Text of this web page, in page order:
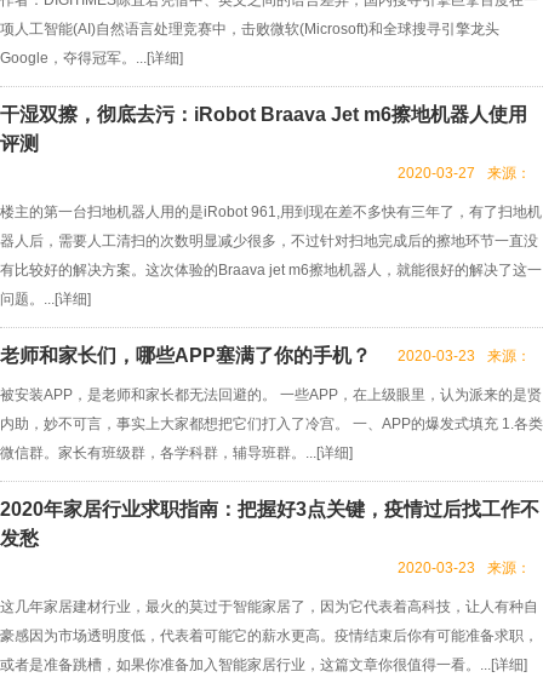
项人工智能(AI)自然语言处理竞赛中，击败微软(Microsoft)和全球搜寻引擎龙头
Google，夺得冠军。...[详细]
干湿双擦，彻底去污：iRobot Braava Jet m6擦地机器人使用
评测
来源：
2020-03-27
楼主的第一台扫地机器人用的是iRobot 961,用到现在差不多快有三年了，有了扫地机
器人后，需要人工清扫的次数明显减少很多，不过针对扫地完成后的擦地环节一直没
有比较好的解决方案。这次体验的Braava jet m6擦地机器人，就能很好的解决了这一
问题。...[详细]
老师和家长们，哪些APP塞满了你的手机？ 来源：
2020-03-23
被安装APP，是老师和家长都无法回避的。 一些APP，在上级眼里，认为派来的是贤
内助，妙不可言，事实上大家都想把它们打入了冷宫。 一、APP的爆发式填充 1.各类
微信群。家长有班级群，各学科群，辅导班群。...[详细]
2020年家居行业求职指南：把握好3点关键，疫情过后找工作不
发愁
来源：
2020-03-23
这几年家居建材行业，最火的莫过于智能家居了，因为它代表着高科技，让人有种自
豪感因为市场透明度低，代表着可能它的薪水更高。疫情结束后你有可能准备求职，
或者是准备跳槽，如果你准备加入智能家居行业，这篇文章你很值得一看。...[详细]